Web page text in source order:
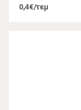
0,4€/τεμ